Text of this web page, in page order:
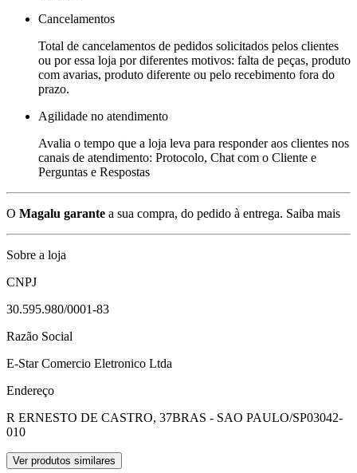
Cancelamentos
Total de cancelamentos de pedidos solicitados pelos clientes
ou por essa loja por diferentes motivos: falta de peças, produto
com avarias, produto diferente ou pelo recebimento fora do
prazo.
Agilidade no atendimento
Avalia o tempo que a loja leva para responder aos clientes nos
canais de atendimento: Protocolo, Chat com o Cliente e
Perguntas e Respostas
O Magalu garante a sua compra, do pedido à entrega. Saiba mais
Sobre a loja
CNPJ
30.595.980/0001-83
Razão Social
E-Star Comercio Eletronico Ltda
Endereço
R ERNESTO DE CASTRO, 37BRAS - SAO PAULO/SP03042-
010
Ver produtos similares